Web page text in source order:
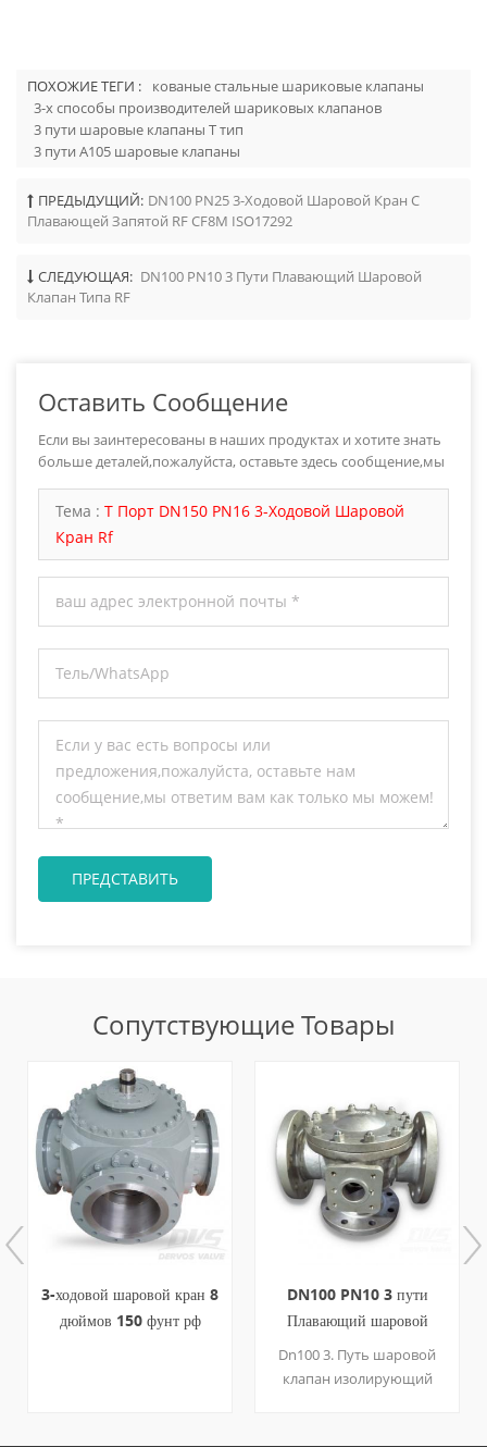
ПОХОЖИЕ ТЕГИ :
кованые стальные шариковые клапаны
3-х способы производителей шариковых клапанов
3 пути шаровые клапаны T тип
3 пути A105 шаровые клапаны
ПРЕДЫДУЩИЙ: DN100 PN25 3-Ходовой Шаровой Кран С
Плавающей Запятой RF CF8M ISO17292
СЛЕДУЮЩАЯ: DN100 PN10 3 Пути Плавающий Шаровой
Клапан Типа RF
Оставить Сообщение
Если вы заинтересованы в наших продуктах и хотите знать
больше деталей,пожалуйста, оставьте здесь сообщение,мы
Тема : T Порт DN150 PN16 3-Ходовой Шаровой
Кран Rf
Сопутствующие Товары
3-ходовой шаровой кран 8
дюймов 150 фунт рф
DN100 PN10 3 пути
Плавающий шаровой
клапан типа RF
Dn100 3. Путь шаровой
клапан изолирующий